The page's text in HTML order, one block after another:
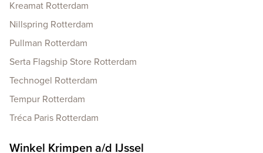
Kreamat Rotterdam
Nillspring Rotterdam
Pullman Rotterdam
Serta Flagship Store Rotterdam
Technogel Rotterdam
Tempur Rotterdam
Tréca Paris Rotterdam
Winkel Krimpen a/d IJssel